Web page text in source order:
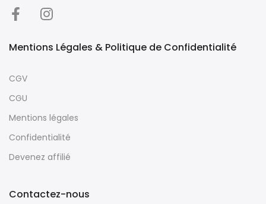
Mentions Légales & Politique de Confidentialité
CGV
CGU
Mentions légales
Confidentialité
Devenez affilié
Contactez-nous